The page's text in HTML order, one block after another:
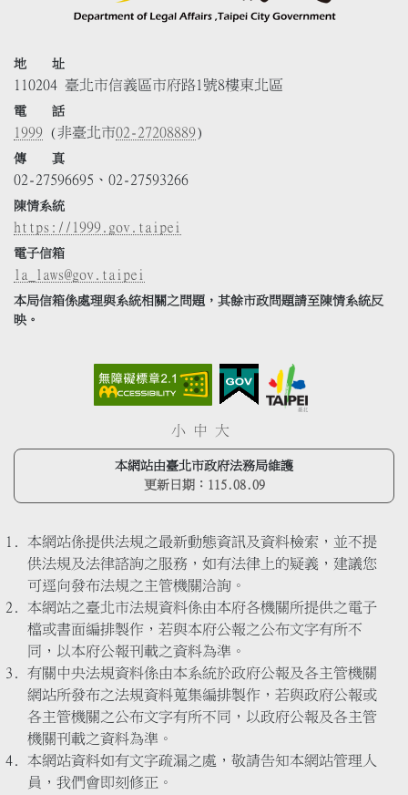
地 址
110204 臺北市信義區市府路1號8樓東北區
電 話
1999 (非臺北市02-27208889)
傳 真
02-27596695、02-27593266
陳情系統
https://1999.gov.taipei
電子信箱
la_laws@gov.taipei
本局信箱係處理與系統相關之問題，其餘市政問題請至陳情系統反
映。
小 中 大
本網站由臺北市政府法務局維護
更新日期： 115.08.09
本網站係提供法規之最新動態資訊及資料檢索，並不提
供法規及法律諮詢之服務，如有法律上的疑義，建議您
可逕向發布法規之主管機關洽詢。
本網站之臺北市法規資料係由本府各機關所提供之電子
檔或書面編排製作，若與本府公報之公布文字有所不
同，以本府公報刊載之資料為準。
有關中央法規資料係由本系統於政府公報及各主管機關
網站所發布之法規資料蒐集編排製作，若與政府公報或
各主管機關之公布文字有所不同，以政府公報及各主管
機關刊載之資料為準。
本網站資料如有文字疏漏之處，敬請告知本網站管理人
員，我們會即刻修正。